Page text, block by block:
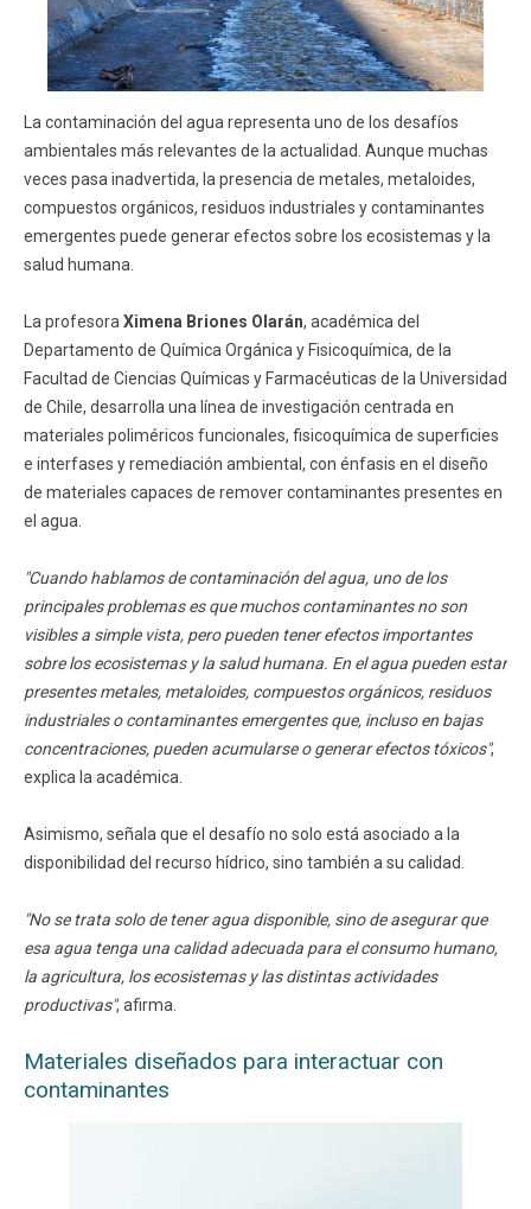
La contaminación del agua representa uno de los desafíos
ambientales más relevantes de la actualidad. Aunque muchas
veces pasa inadvertida, la presencia de metales, metaloides,
compuestos orgánicos, residuos industriales y contaminantes
emergentes puede generar efectos sobre los ecosistemas y la
salud humana.
La profesora Ximena Briones Olarán, académica del
Departamento de Química Orgánica y Fisicoquímica, de la
Facultad de Ciencias Químicas y Farmacéuticas de la Universidad
de Chile, desarrolla una línea de investigación centrada en
materiales poliméricos funcionales, fisicoquímica de superficies
e interfases y remediación ambiental, con énfasis en el diseño
de materiales capaces de remover contaminantes presentes en
el agua.
"Cuando hablamos de contaminación del agua, uno de los
principales problemas es que muchos contaminantes no son
visibles a simple vista, pero pueden tener efectos importantes
sobre los ecosistemas y la salud humana. En el agua pueden estar
presentes metales, metaloides, compuestos orgánicos, residuos
industriales o contaminantes emergentes que, incluso en bajas
concentraciones, pueden acumularse o generar efectos tóxicos",
explica la académica.
Asimismo, señala que el desafío no solo está asociado a la
disponibilidad del recurso hídrico, sino también a su calidad.
"No se trata solo de tener agua disponible, sino de asegurar que
esa agua tenga una calidad adecuada para el consumo humano,
la agricultura, los ecosistemas y las distintas actividades
productivas", afirma.
Materiales diseñados para interactuar con
contaminantes